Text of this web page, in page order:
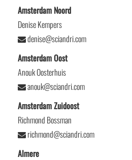
Amsterdam Noord
Denise Kempers
denise@sciandri.com
Amsterdam Oost
Anouk Oosterhuis
anouk@sciandri.com
Amsterdam Zuidoost
Richmond Bossman
richmond@sciandri.com
Almere